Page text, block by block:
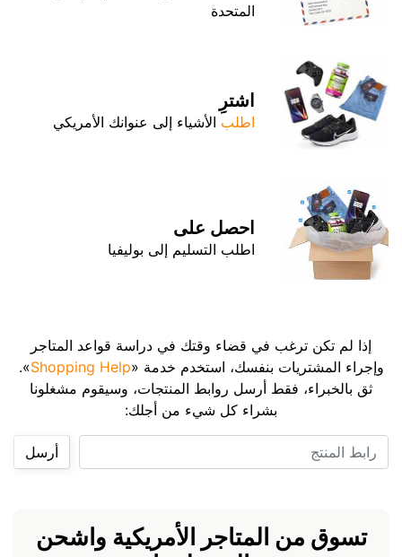
المتحدة
اشترِ
اطلب الأشياء إلى عنوانك الأمريكي
احصل على
اطلب التسليم إلى بوليفيا
إذا لم تكن ترغب في قضاء وقتك في دراسة قواعد المتاجر
وإجراء المشتريات بنفسك، استخدم خدمة «Shopping Help
».
ثق بالخبراء، فقط أرسل روابط المنتجات، وسيقوم مشغلونا
بشراء كل شيء من أجلك:
أرسل
تسوق من المتاجر الأمريكية واشحن